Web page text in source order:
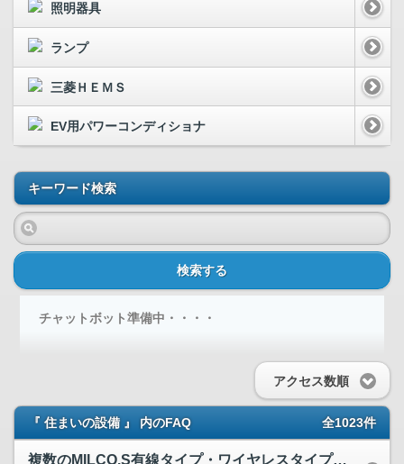
照明器具
ランプ
三菱ＨＥＭＳ
EV用パワーコンディショナ
キーワード検索
検索する
チャットボット準備中・・・・
アクセス数順
『 住まいの設備 』 内のFAQ 全1023件
複数のMILCO.S有線タイプ・ワイヤレスタイプコントロー...